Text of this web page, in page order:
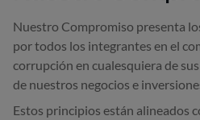
Nuestro Compromiso presenta
por todos los integrantes en el
corrupción en cualesquiera de
de nuestros negocios e
Estos principios están alineados